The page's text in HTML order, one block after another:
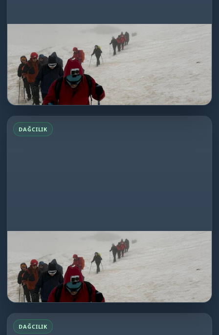
★★★★★
İnsan gücünü sınırlarını yapabileceklerini ve
dayanabileceklerini böyle...
DEVAMINI OKU Emler Dağı Tırmanışı
DAĞCILIK
★★★★★
Everest’e Summit ile birlikte...
DEVAMINI OKU Emler Dağı Tırmanışı
DAĞCILIK